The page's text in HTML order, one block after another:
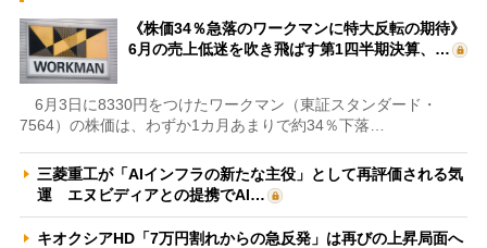
《株価34％急落のワークマンに特大反転の期待》
6月の売上低迷を吹き飛ばす第1四半期決算、…
6月3日に8330円をつけたワークマン（東証スタンダード・
7564）の株価は、わずか1カ月あまりで約34％下落…
三菱重工が「AIインフラの新たな主役」として再評価される気
運 エヌビディアとの提携でAI…
キオクシアHD「7万円割れからの急反発」は再びの上昇局面へ